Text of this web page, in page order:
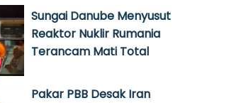
Sungai Danube Menyusut
Reaktor Nuklir Rumania
Terancam Mati Total
Pakar PBB Desak Iran